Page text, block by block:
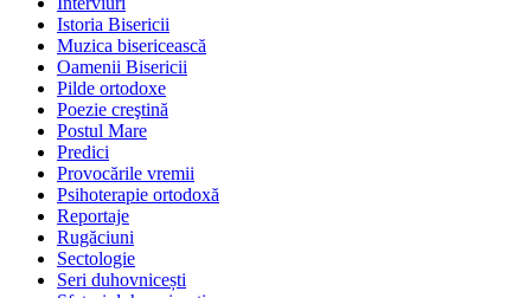
Istoria Bisericii
Muzica bisericească
Oamenii Bisericii
Pilde ortodoxe
Poezie creştină
Postul Mare
Predici
Provocările vremii
Psihoterapie ortodoxă
Reportaje
Rugăciuni
Sectologie
Seri duhovnicești